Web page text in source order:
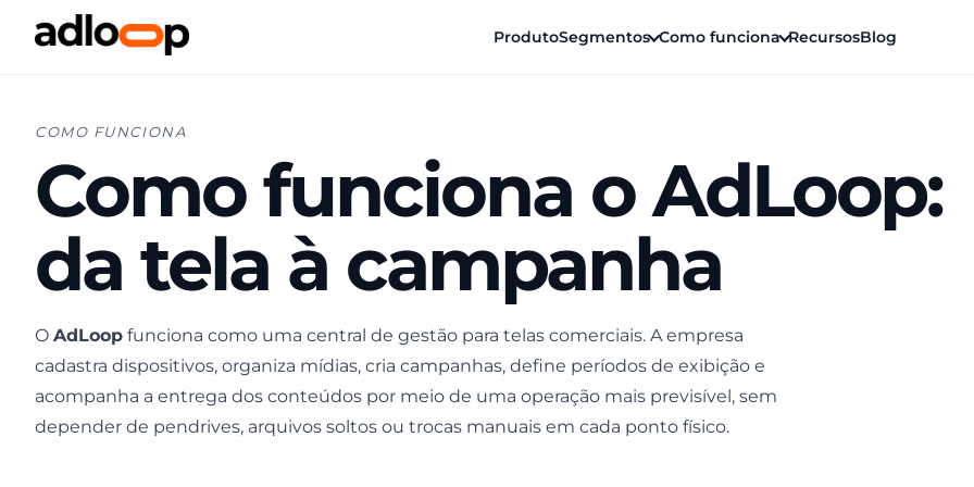
ProdutoSegmentos Como funciona RecursosBlog
COMO FUNCIONA
Como funciona o AdLoop:
da tela à campanha
O AdLoop funciona como uma central de gestão para telas comerciais. A empresa
cadastra dispositivos, organiza mídias, cria campanhas, define períodos de exibição e
acompanha a entrega dos conteúdos por meio de uma operação mais previsível, sem
depender de pendrives, arquivos soltos ou trocas manuais em cada ponto físico.